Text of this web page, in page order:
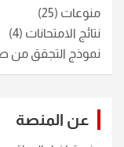
منوعات (25)
نتائج الامتحانات (4)
نموذج التجقق من
عن المنصة